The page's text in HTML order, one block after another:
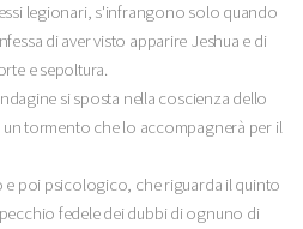
legionari, s'infrangono solo quando
di aver visto apparire Jeshua e di
e sepoltura.
si sposta nella coscienza dello
tormento che lo accompagnerà per il
e poi psicologico, che riguarda il quinto
fedele dei dubbi di ognuno di